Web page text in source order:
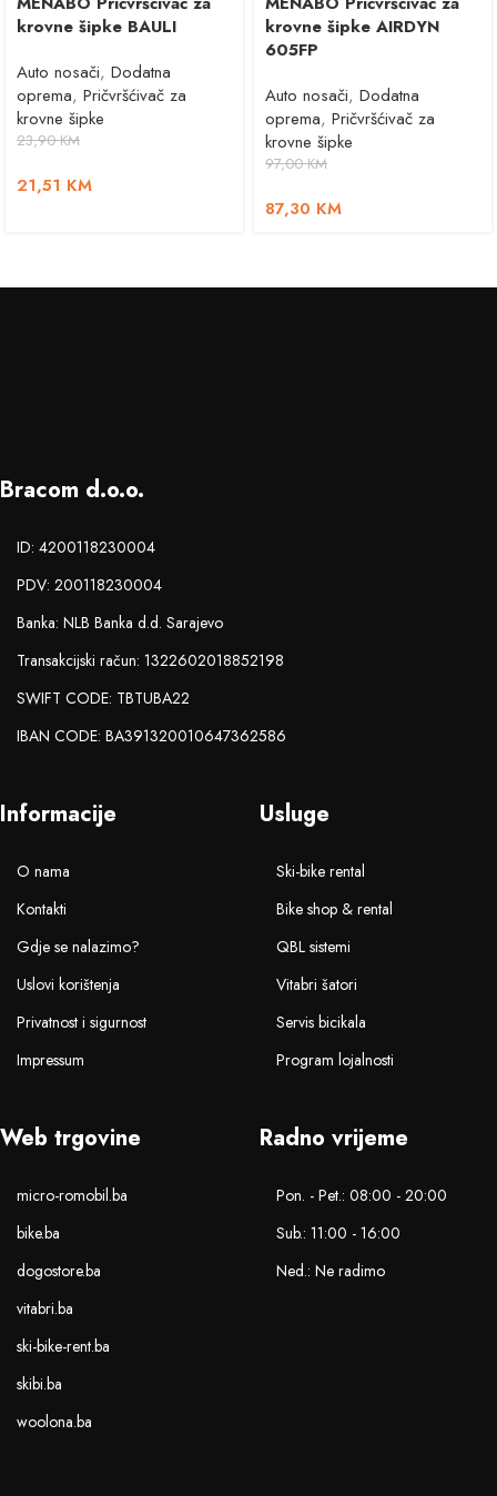
krovne šipke BAULI
Auto nosači, Dodatna
oprema, Pričvršćivač za
krovne šipke
23,90KM
21,51 KM
krovne šipke AIRDYN
605FP
Auto nosači, Dodatna
oprema, Pričvršćivač za
krovne šipke
97,00KM
87,30 KM
Bracom d.o.o.
ID: 4200118230004
PDV: 200118230004
Banka: NLB Banka d.d. Sarajevo
Transakcijski račun: 1322602018852198
SWIFT CODE: TBTUBA22
IBAN CODE: BA391320010647362586
Informacije
O nama
Kontakti
Gdje se nalazimo?
Uslovi korištenja
Privatnost i sigurnost
Impressum
Usluge
Ski-bike rental
Bike shop & rental
QBL sistemi
Vitabri šatori
Servis bicikala
Program lojalnosti
Web trgovine
micro-romobil.ba
bike.ba
dogostore.ba
vitabri.ba
ski-bike-rent.ba
skibi.ba
woolona.ba
Radno vrijeme
Pon. - Pet.: 08:00 - 20:00
Sub.: 11:00 - 16:00
Ned.: Ne radimo